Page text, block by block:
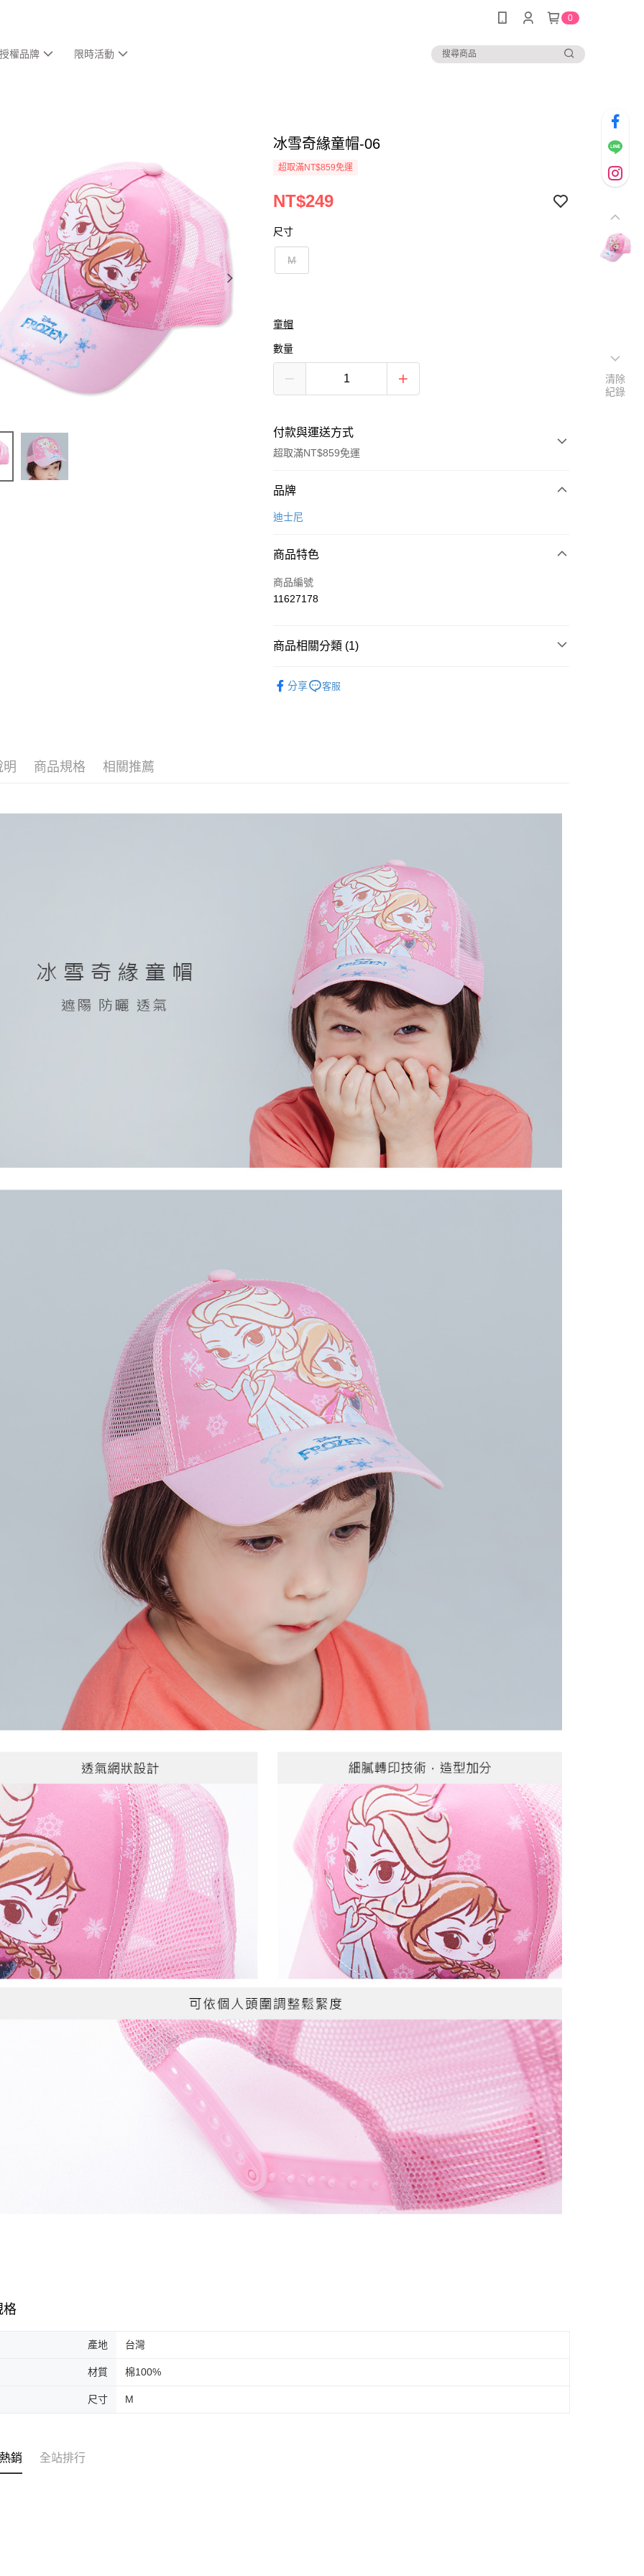
0
權品牌 限時活動
冰雪奇緣童帽-06
超取滿NT$859免運
NT$249
尺寸
M
童帽
數量
付款與運送方式
超取滿NT$859免運
付款方式
信用卡一次付款
Apple Pay
全盈+PAY
每筆NT$80，滿NT$859(含以上)免運費
每筆NT$80，滿NT$899(含以上)免運費
付款後7-11取貨
每筆NT$80，滿NT$859(含以上)免運費
每筆NT$85，滿NT$859(含以上)免運費
品牌
迪士尼
商品特色
商品編號
11627178
商品相關分類 (1)
分享
客服
明 商品規格 相關推薦
格
產地 台灣
材質 棉100%
尺寸 M
銷 全站排行
清除
紀錄